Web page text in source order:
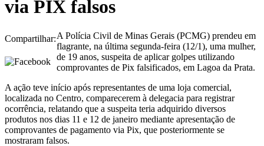
via PIX falsos
Compartilhar:A Polícia Civil de Minas Gerais (PCMG) prendeu em
flagrante, na última segunda-feira (12/1), uma mulher,
de 19 anos, suspeita de aplicar golpes utilizando
comprovantes de Pix falsificados, em Lagoa da Prata.
A ação teve início após representantes de uma loja comercial,
localizada no Centro, comparecerem à delegacia para registrar
ocorrência, relatando que a suspeita teria adquirido diversos
produtos nos dias 11 e 12 de janeiro mediante apresentação de
comprovantes de pagamento via Pix, que posteriormente se
mostraram falsos.